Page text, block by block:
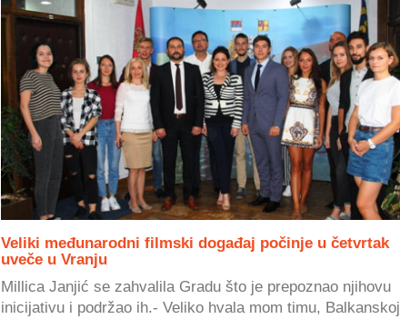
Veliki međunarodni filmski događaj počinje u četvrtak
uveče u Vranju
Millica Janjić se zahvalila Gradu što je prepoznao njihovu
inicijativu i podržao ih.- Veliko hvala mom timu, Balkanskoj